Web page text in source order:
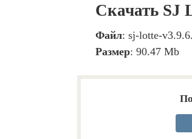
Скачать SJ
Файл: sj-lotte-
Размер: 90.47 Mb